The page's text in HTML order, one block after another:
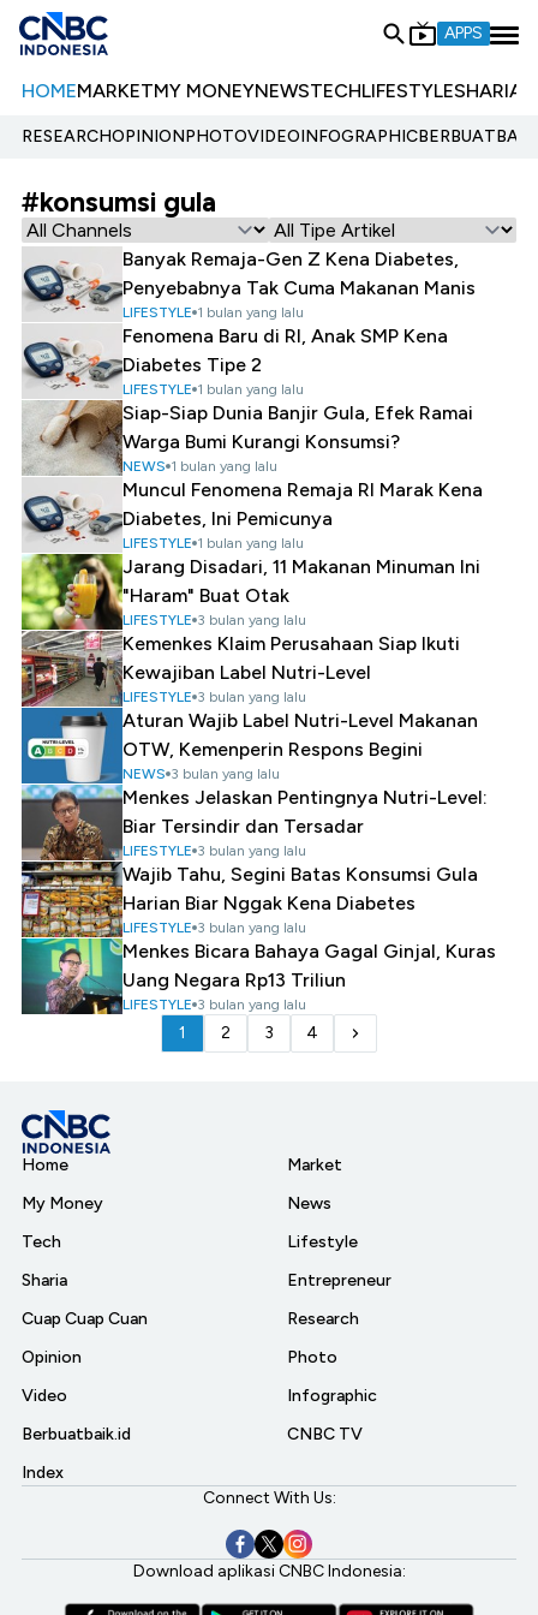
APPS
HOMEMARKETMY MONEYNEWSTECHLIFESTYLESHARIA
RESEARCHOPINIONPHOTOVIDEOINFOGRAPHIC
#konsumsi gula
Banyak Remaja-Gen Z Kena Diabetes,
Penyebabnya Tak Cuma Makanan Manis
LIFESTYLE 1 bulan yang lalu
Fenomena Baru di RI, Anak SMP Kena
Diabetes Tipe 2
LIFESTYLE 1 bulan yang lalu
Siap-Siap Dunia Banjir Gula, Efek Ramai
Warga Bumi Kurangi Konsumsi?
NEWS 1 bulan yang lalu
Muncul Fenomena Remaja RI Marak Kena
Diabetes, Ini Pemicunya
LIFESTYLE 1 bulan yang lalu
Jarang Disadari, 11 Makanan Minuman Ini
"Haram" Buat Otak
LIFESTYLE 3 bulan yang lalu
Kemenkes Klaim Perusahaan Siap Ikuti
Kewajiban Label Nutri-Level
LIFESTYLE 3 bulan yang lalu
Aturan Wajib Label Nutri-Level Makanan
OTW, Kemenperin Respons Begini
NEWS 3 bulan yang lalu
Menkes Jelaskan Pentingnya Nutri-Level:
Biar Tersindir dan Tersadar
LIFESTYLE 3 bulan yang lalu
Wajib Tahu, Segini Batas Konsumsi Gula
Harian Biar Nggak Kena Diabetes
LIFESTYLE 3 bulan yang lalu
Menkes Bicara Bahaya Gagal Ginjal, Kuras
Uang Negara Rp13 Triliun
LIFESTYLE 3 bulan yang lalu
1 2 3 4
Home
My Money
Tech
Sharia
Cuap Cuap Cuan
Opinion
Video
Berbuatbaik.id
Index
Market
News
Lifestyle
Entrepreneur
Research
Photo
Infographic
CNBC TV
Connect With Us:
Download aplikasi CNBC Indonesia: